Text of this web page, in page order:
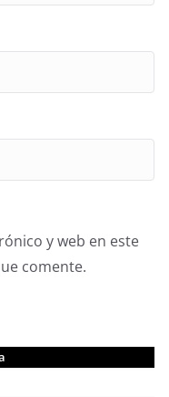
y web en este
comente.